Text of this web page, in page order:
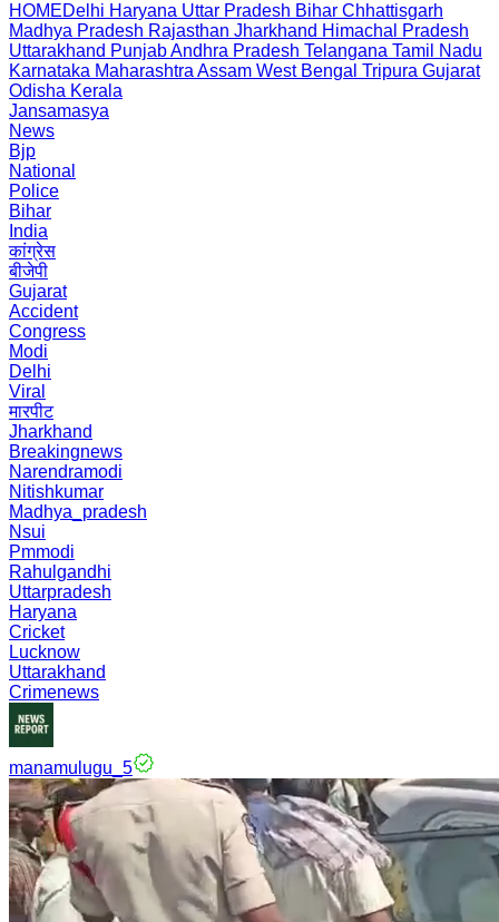
HOMEDelhi Haryana Uttar Pradesh Bihar Chhattisgarh
Madhya Pradesh Rajasthan Jharkhand Himachal Pradesh
Uttarakhand PunjabAndhra Pradesh Telangana Tamil Nadu
Karnataka Maharashtra Assam West Bengal Tripura Gujarat
Odisha Kerala
Jansamasya
News
Bjp
National
Police
Bihar
India
कांग्रेस
बीजेपी
Gujarat
Accident
Congress
Modi
Delhi
Viral
मारपीट
Jharkhand
Breakingnews
Narendramodi
Nitishkumar
Madhya_pradesh
Nsui
Pmmodi
Rahulgandhi
Uttarpradesh
Haryana
Cricket
Lucknow
Uttarakhand
Crimenews
manamulugu_5